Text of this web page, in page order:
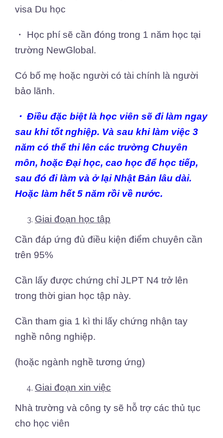
visa Du học
・ Học phí sẽ cần đóng trong 1 năm học tại
trường NewGlobal.
Có bố mẹ hoặc người có tài chính là người
bảo lãnh.
・ Điều đặc biệt là học viên sẽ đi làm ngay
sau khi tốt nghiệp. Và sau khi làm việc 3
năm có thể thi lên các trường Chuyên
môn, hoặc Đại học, cao học để học tiếp,
sau đó đi làm và ở lại Nhật Bản lâu dài.
Hoặc làm hết 5 năm rồi về nước.
Giai đoạn học tập
Cần đáp ứng đủ điều kiện điểm chuyên cần
trên 95%
Cần lấy được chứng chỉ JLPT N4 trở lên
trong thời gian học tập này.
Cần tham gia 1 kì thi lấy chứng nhận tay
nghề nông nghiệp.
(hoặc ngành nghề tương ứng)
Giai đoạn xin việc
Nhà trường và công ty sẽ hỗ trợ các thủ tục
cho học viên